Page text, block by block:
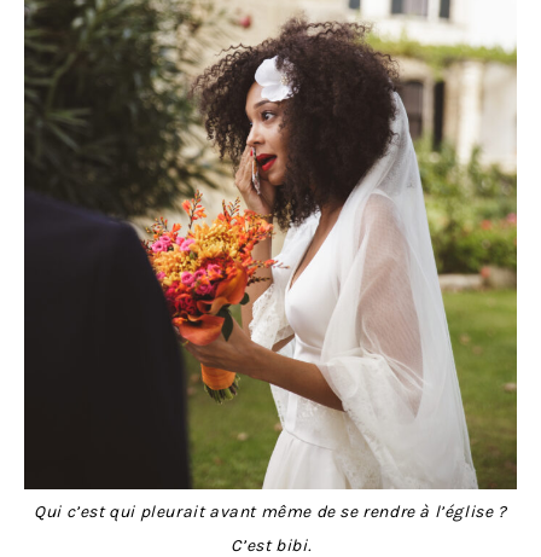
Qui c’est qui pleurait avant même de se rendre à l’église ?
C’est bibi.